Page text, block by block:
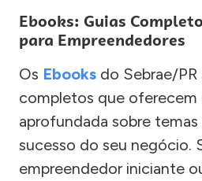
Ebooks: Guias
para Empreendedores
Os Ebooks do Sebrae/PR
completos que oferecem
aprofundada sobre temas
sucesso do seu negócio.
empreendedor iniciante